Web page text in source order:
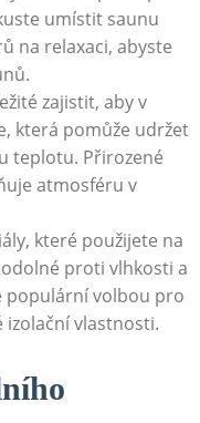
umístit saunu
⁣na relaxaci, abyste
zajistit, aby v
která pomůže udržet
teplotu. Přirozené​
atmosféru v
které použijete na
proti vlhkosti a
⁣populární volbou pro
izolační vlastnosti.